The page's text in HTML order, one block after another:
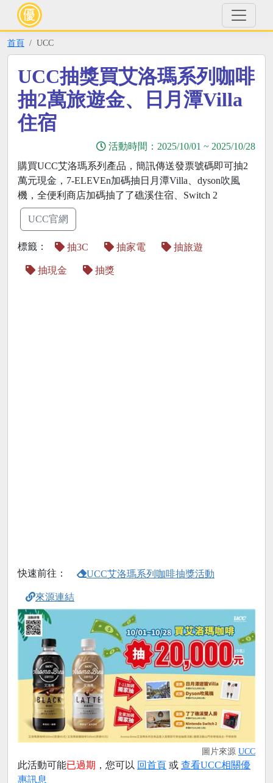
首頁 UCC
UCC抽獎買艾洛瑪系列咖啡
抽2萬旅遊金、日月潭Villa
住宿
活動時間： 2025/10/01 ~ 2025/10/28
購買UCC艾洛瑪系列產品，簡訊傳送發票號碼即可抽2
萬元現金，7-ELEVEn加碼抽日月潭Villa、dyson吹風
機，全便利商店加碼抽了了礁溪住宿、Switch 2
UCC官網
標籤： 抽3C 抽家電 抽旅遊
抽現金 抽獎
快速前往： UCC艾洛瑪系列咖啡抽獎活動
來源連結
圖片來源 UCC
此活動可能已過期 ，您可以 回首頁 或 查看UCC相關優
惠訊息